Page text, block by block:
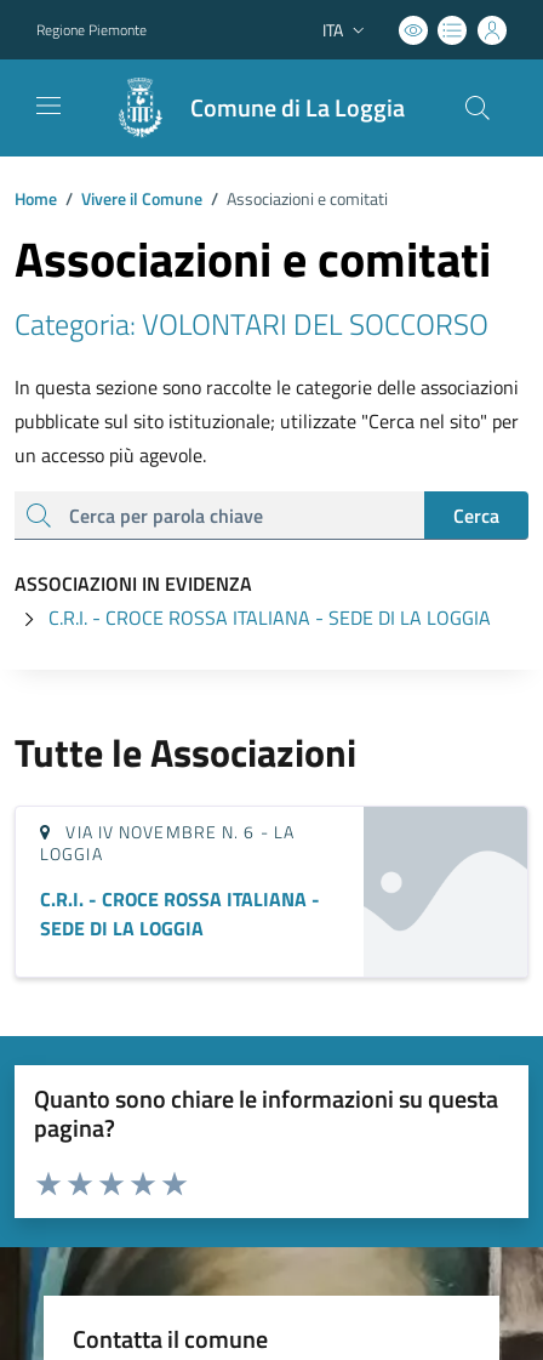
Regione Piemonte Lingua attiva:
ITA
Comune di La Loggia
Home / Vivere il Comune / Associazioni e comitati
Associazioni e comitati
Categoria: VOLONTARI DEL SOCCORSO
In questa sezione sono raccolte le categorie delle associazioni
pubblicate sul sito istituzionale; utilizzate "Cerca nel sito" per
un accesso più agevole.
cerca
Cerca
ASSOCIAZIONI IN EVIDENZA
C.R.I. - CROCE ROSSA ITALIANA - SEDE DI LA LOGGIA
Tutte le Associazioni
VIA IV NOVEMBRE N. 6 - LA
LOGGIA
C.R.I. - CROCE ROSSA ITALIANA -
SEDE DI LA LOGGIA
Quanto sono chiare le informazioni su questa
pagina?
Valuta da 1 a 5 stelle la pagina
Valuta 5 stelle su 5
Valuta 4 stelle su 5
Valuta 3 stelle su 5
Valuta 2 stelle su 5
Valuta 1 stelle su 5
Contatta il comune